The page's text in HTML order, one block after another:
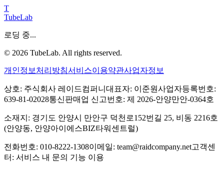
T
TubeLab
로딩 중...
© 2026 TubeLab. All rights reserved.
개인정보처리방침서비스이용약관사업자정보
상호: 주식회사 레이드컴퍼니 대표자: 이준원사업자등록번호:
639-81-02028통신판매업 신고번호: 제 2026-안양만안-0364호
소재지: 경기도 안양시 만안구 덕천로152번길 25, 비동 2216호
(안양동, 안양아이에스BIZ타워센트럴)
전화번호: 010-8222-1308이메일: team@raidcompany.net고객센
터: 서비스 내 문의 기능 이용